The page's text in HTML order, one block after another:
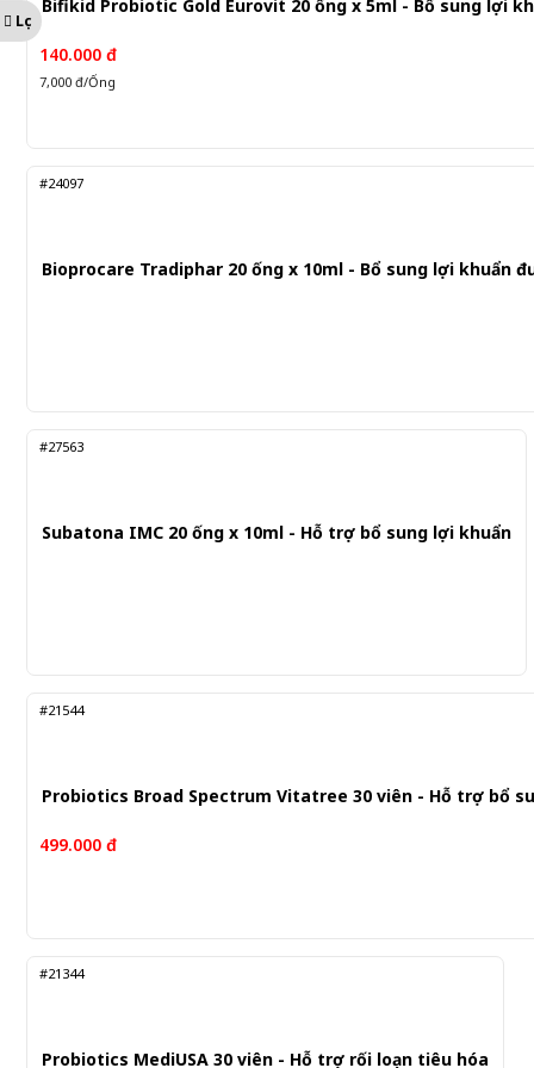
Bifikid Probiotic Gold Eurovit 20 ống x 5ml - Bổ sung lợi
140.000 đ
7,000 đ/Ống
#24097
Bioprocare Tradiphar 20 ống x 10ml - Bổ sung lợi khuẩn
#27563
Subatona IMC 20 ống x 10ml - Hỗ trợ bổ sung lợi khuẩn
#21544
Probiotics Broad Spectrum Vitatree 30 viên - Hỗ trợ bổ
499.000 đ
#21344
Probiotics MediUSA 30 viên - Hỗ trợ rối loạn tiêu hóa
Lọc